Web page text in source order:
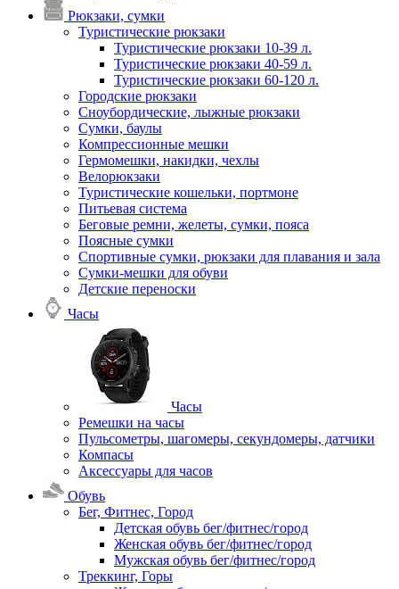
Рюкзаки, сумки
Туристические рюкзаки
Туристические рюкзаки 10-39 л.
Туристические рюкзаки 40-59 л.
Туристические рюкзаки 60-120 л.
Городские рюкзаки
Сноубордические, лыжные рюкзаки
Сумки, баулы
Компрессионные мешки
Гермомешки, накидки, чехлы
Велорюкзаки
Туристические кошельки, портмоне
Питьевая система
Беговые ремни, желеты, сумки, пояса
Поясные сумки
Спортивные сумки, рюкзаки для плавания и зала
Сумки-мешки для обуви
Детские переноски
Часы
Часы
Ремешки на часы
Пульсометры, шагомеры, секундомеры, датчики
Компасы
Аксессуары для часов
Обувь
Бег, Фитнес, Город
Детская обувь бег/фитнес/город
Женская обувь бег/фитнес/город
Мужская обувь бег/фитнес/город
Треккинг, Горы